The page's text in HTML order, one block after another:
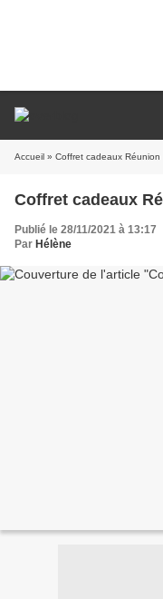
Accueil » Coffret cadeaux Réunion
Coffret cadeaux
Publié le 28/11/2021 à 13:17
Par Hélène